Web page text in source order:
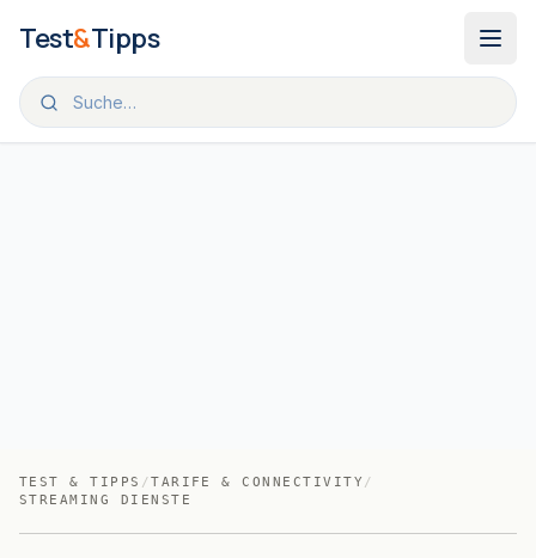
Test&Tipps
TEST & TIPPS /TARIFE & CONNECTIVITY /
STREAMING DIENSTE